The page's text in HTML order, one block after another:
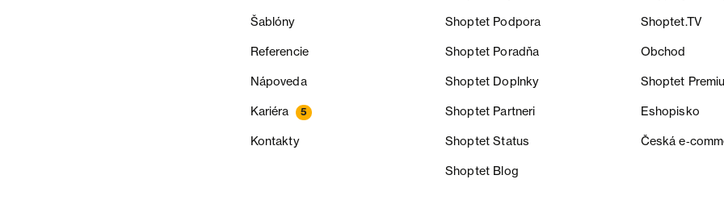
Šablóny
Referencie
Nápoveda
Kariéra 5
Kontakty
Shoptet Podpora Shoptet.TV
Shoptet Poradňa Obchod
Shoptet Doplnky Shoptet
Shoptet Partneri Eshopisko
Shoptet Status Česká
Shoptet Blog